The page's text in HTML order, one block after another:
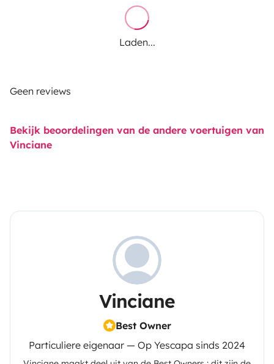
Laden...
Geen reviews
Bekijk beoordelingen van de andere voertuigen van
Vinciane
Vinciane
Best Owner
Particuliere eigenaar — Op Yescapa sinds 2024